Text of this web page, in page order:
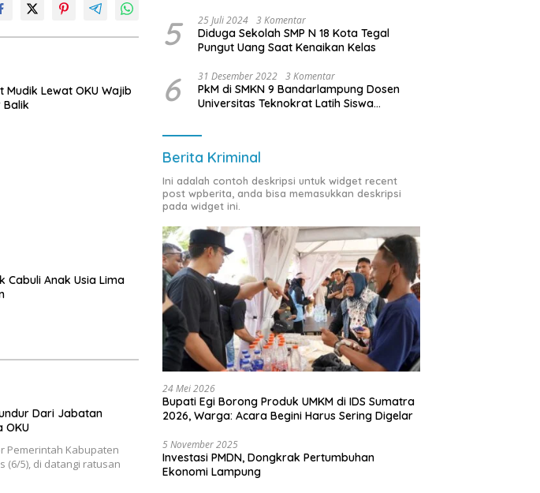
Mudik Lewat OKU Wajib
Balik
Cabuli Anak Usia Lima
Dari Jabatan
OKU
Pemerintah Kabupaten
(6/5), di datangi ratusan
Dibayar
5 25 Juli 2024 3 Komentar
Diduga Sekolah SMP N 18 Kota Tegal
Pungut Uang Saat Kenaikan Kelas
6 31 Desember 2022 3 Komentar
PkM di SMKN 9 Bandarlampung Dosen
Universitas Teknokrat Latih Siswa
Berita Kriminal
Ini adalah contoh deskripsi untuk widget recent
post wpberita, anda bisa memasukkan deskripsi
pada widget ini.
24 Mei 2026
Bupati Egi Borong Produk UMKM di IDS Sumatra
2026, Warga: Acara Begini Harus Sering Digelar
5 November 2025
Investasi PMDN, Dongkrak Pertumbuhan
Ekonomi Lampung